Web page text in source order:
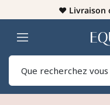
♥️ Livraison